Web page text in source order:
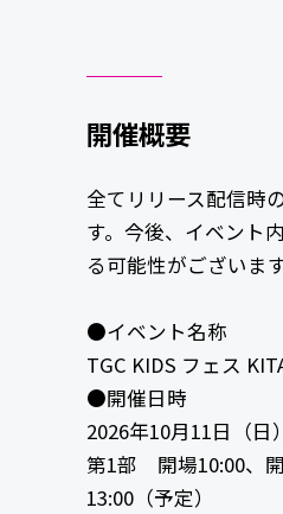
開催概要
全てリリース配信時
す。今後、イベント
る可能性がございます
●イベント名称
TGC KIDS フェス
●開催日時
2026年10月11日（
第1部 開場10:00、
13:00（予定）